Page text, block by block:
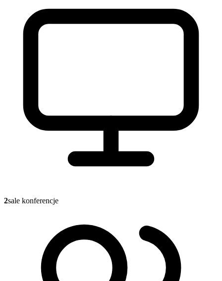
2sale konferencje